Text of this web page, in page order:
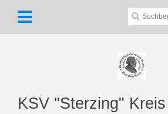
KSV "Sterzing"